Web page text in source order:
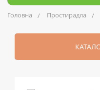
Головна Простирадла